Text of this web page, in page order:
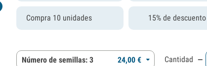
Compra 10 unidades 15% de descuento
Número de semillas: 3 24,00 € Cantidad -